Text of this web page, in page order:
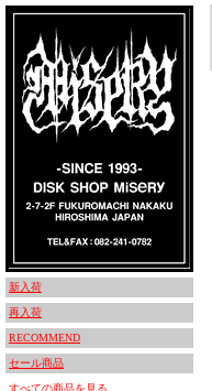
新入荷
再入荷
RECOMMEND
セール商品
すべての商品を見る